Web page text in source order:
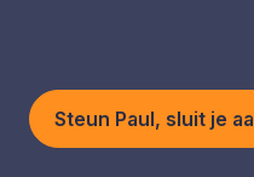
Steun Paul, sluit je